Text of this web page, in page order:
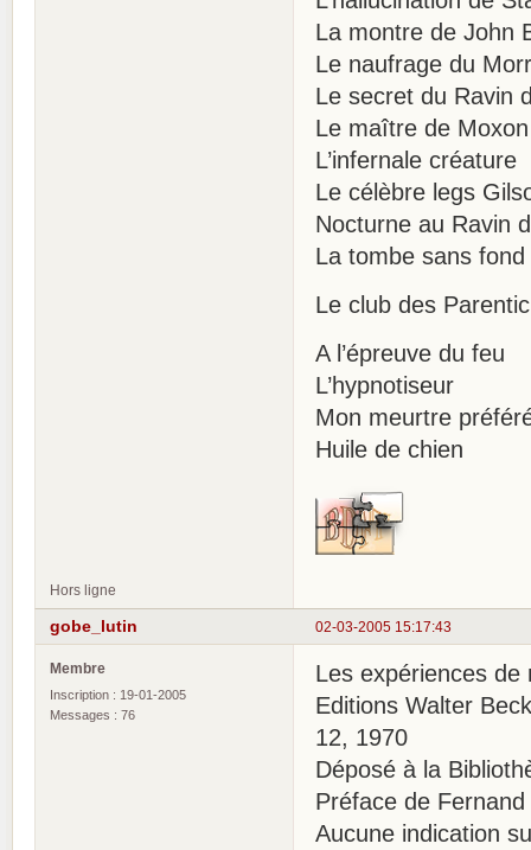
La montre de John
Le naufrage du
Le secret du Ravin
Le maître de Moxon
L’infernale créature
Le célèbre legs
Nocturne au Ravin
La tombe sans fond
Le club des
A l’épreuve du feu
L’hypnotiseur
Mon meurtre
Huile de chien
Hors ligne
02-03-2005 15:17:43
gobe_lutin
Membre
Inscription : 19-01-2005
Messages : 76
Les expériences de
Editions Walter
12, 1970
Déposé à la
Préface de Fernand
Aucune indication